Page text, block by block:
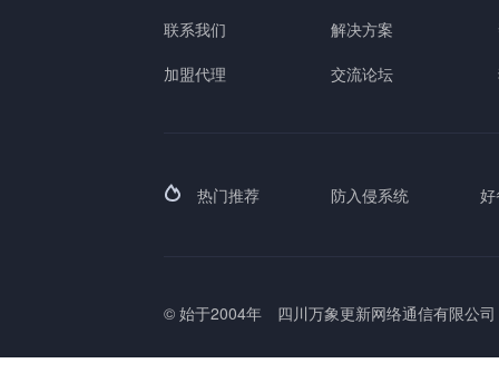
联系我们
加盟代理
解决方案
交流论坛
热门推荐 防入侵系统
© 始于2004年 四川万象更新网络通信有限公司